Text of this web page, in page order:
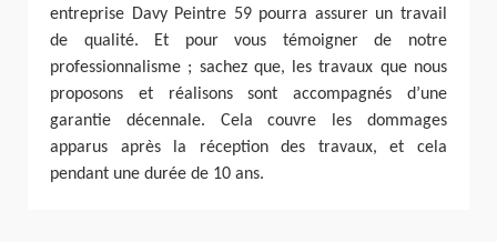
entreprise Davy Peintre 59 pourra assurer un travail
de qualité. Et pour vous témoigner de notre
professionnalisme ; sachez que, les travaux que nous
proposons et réalisons sont accompagnés d’une
garantie décennale. Cela couvre les dommages
apparus après la réception des travaux, et cela
pendant une durée de 10 ans.